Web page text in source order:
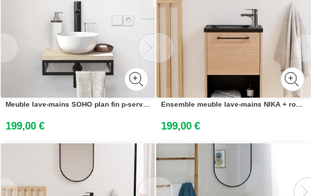
Meuble lave-mains SOHO plan fin p-serviette dessous vasque blanche+robinet
199,00 €
Ensemble meuble lave-mains NIKA + robinet
199,00 €